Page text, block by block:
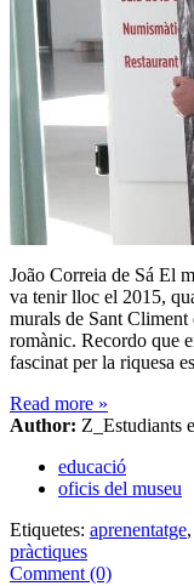
João Correia de Sá El
va tenir lloc el 2015,
murals de Sant Climent
romànic. Recordo que
fascinat per la riquesa
Read more »
Author: Z_Estudiants
educació
oficis del museu
Etiquetes: aprenentatge,
pràctiques
Comment (0)